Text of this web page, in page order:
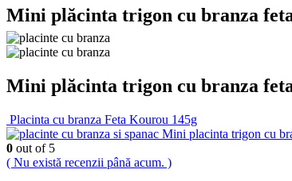
Mini plăcinta trigon cu branza
Mini plăcinta trigon cu branza
Placinta cu branza Feta Kourou 145g
Mini placinta trigon cu
0 out of 5
( Nu există recenzii până acum. )